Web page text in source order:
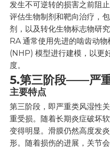
发生不可逆转的损害之前阻
评估生物制剂和靶向治疗，
剂，以及转化生物标志物研
RA 通常使用先进的啮齿动
(NHP) 模型进行建模，以更
度。
5.第三阶段——严
主要特点
第三阶段，即严重类风湿性
重受损。随着长期炎症破坏
变得明显。滑膜仍然高度发
形。随着损伤的进展，关节